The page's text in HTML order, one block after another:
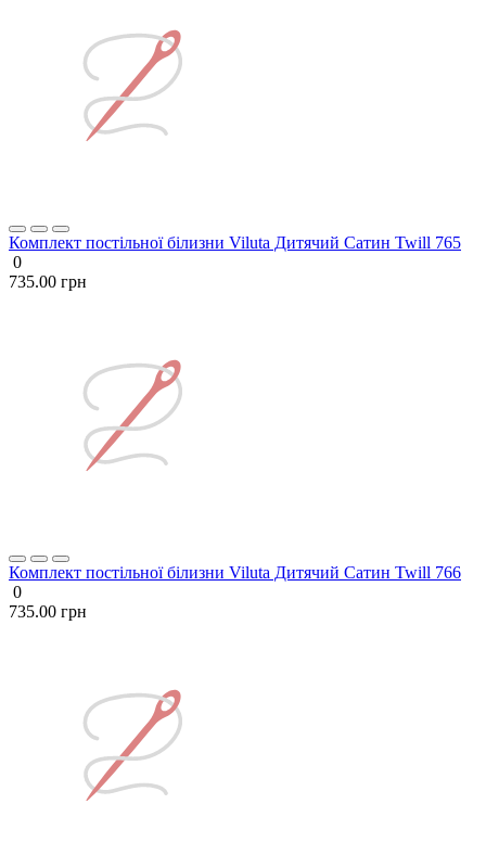
Комплект постільної білизни Viluta Дитячий Сатин Twill 765
0
735.00 грн
Комплект постільної білизни Viluta Дитячий Сатин Twill 766
0
735.00 грн